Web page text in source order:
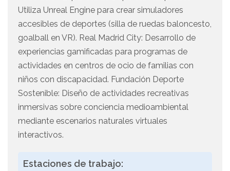
Utiliza Unreal Engine para crear simuladores
accesibles de deportes (silla de ruedas baloncesto,
goalball en VR). Real Madrid City: Desarrollo de
experiencias gamificadas para programas de
actividades en centros de ocio de familias con
niños con discapacidad. Fundación Deporte
Sostenible: Diseño de actividades recreativas
inmersivas sobre conciencia medioambiental
mediante escenarios naturales virtuales
interactivos.
Estaciones de trabajo: